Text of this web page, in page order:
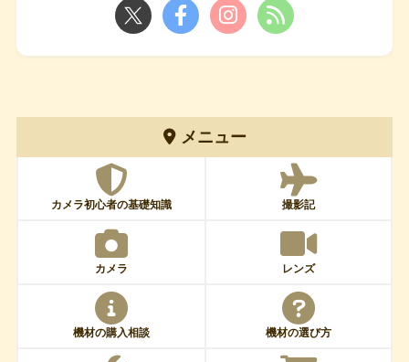
メニュー
カメラ初心者の基礎知識 撮影記
カメラ レンズ
機材の購入相談 機材の選び方